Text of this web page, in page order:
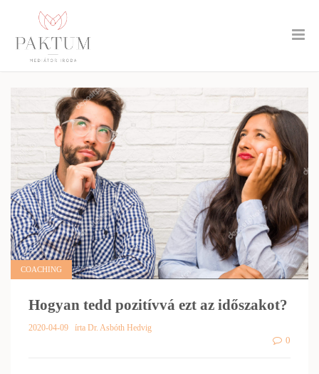
COACHING
Hogyan tedd pozitívvá ezt az időszakot?
2020-04-09 írta Dr. Asbóth Hedvig
0